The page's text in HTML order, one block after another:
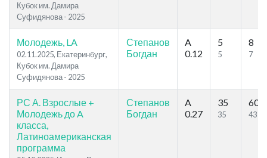
Кубок им. Дамира
Суфидянова - 2025
Молодежь, LA
02.11.2025, Екатеринбург,
Кубок им. Дамира
Суфидянова - 2025
Степанов
Богдан
A
0.12
5
5
8
7
РС А. Взрослые +
Молодежь до A
класса,
Латиноамериканская
программа
Степанов
Богдан
A
0.27
35
35
60
43